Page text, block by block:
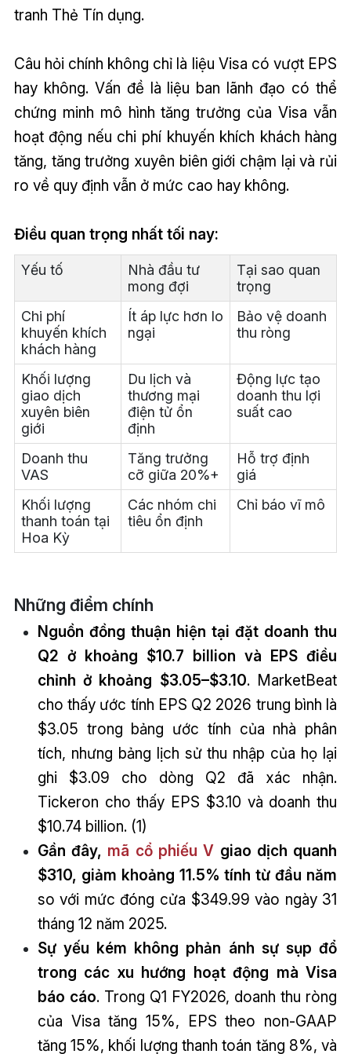
tranh Thẻ Tín dụng.
Câu hỏi chính không chỉ là liệu Visa có vượt EPS
hay không. Vấn đề là liệu ban lãnh đạo có thể
chứng minh mô hình tăng trưởng của Visa vẫn
hoạt động nếu chi phí khuyến khích khách hàng
tăng, tăng trưởng xuyên biên giới chậm lại và rủi
ro về quy định vẫn ở mức cao hay không.
Điều quan trọng nhất tối nay:
Yếu tố
Nhà đầu tư
mong đợi
Tại sao quan
trọng
Chi phí
khuyến khích
khách hàng
Ít áp lực hơn lo
ngại
Bảo vệ doanh
thu ròng
Khối lượng
giao dịch
xuyên biên
giới
Du lịch và
thương mại
điện tử ổn
định
Động lực tạo
doanh thu lợi
suất cao
Doanh thu
VAS
Tăng trưởng
cỡ giữa 20%+
Hỗ trợ định
giá
Khối lượng
thanh toán tại
Hoa Kỳ
Các nhóm chi
tiêu ổn định
Chỉ báo vĩ mô
Những điểm chính
Nguồn đồng thuận hiện tại đặt doanh thu
Q2 ở khoảng $10.7 billion và EPS điều
chỉnh ở khoảng $3.05–$3.10. MarketBeat
cho thấy ước tính EPS Q2 2026 trung bình là
$3.05 trong bảng ước tính của nhà phân
tích, nhưng bảng lịch sử thu nhập của họ lại
ghi $3.09 cho dòng Q2 đã xác nhận.
Tickeron cho thấy EPS $3.10 và doanh thu
$10.74 billion. (1)
Gần đây, mã cổ phiếu V giao dịch quanh
$310, giảm khoảng 11.5% tính từ đầu năm
so với mức đóng cửa $349.99 vào ngày 31
tháng 12 năm 2025.
Sự yếu kém không phản ánh sự sụp đổ
trong các xu hướng hoạt động mà Visa
báo cáo. Trong Q1 FY2026, doanh thu ròng
của Visa tăng 15%, EPS theo non-GAAP
tăng 15%, khối lượng thanh toán tăng 8%, và